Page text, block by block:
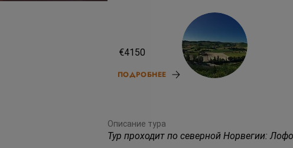
€4150
ПОДРОБНЕЕ
Описание тура
Тур проходит по северной Норвегии: